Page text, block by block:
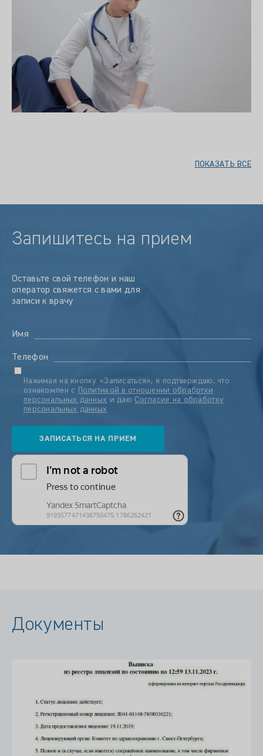
ПОКАЗАТЬ ВСЕ
Запишитесь на прием
Оставьте свой телефон и наш
оператор свяжется с вами для
записи к врачу
Имя
Телефон
Нажимая на кнопку «Записаться», я подтверждаю, что
ознакомлен с
Политикой в отношении обработки
персональных данных и даю Согласие на обработку
персональных данных
Документы